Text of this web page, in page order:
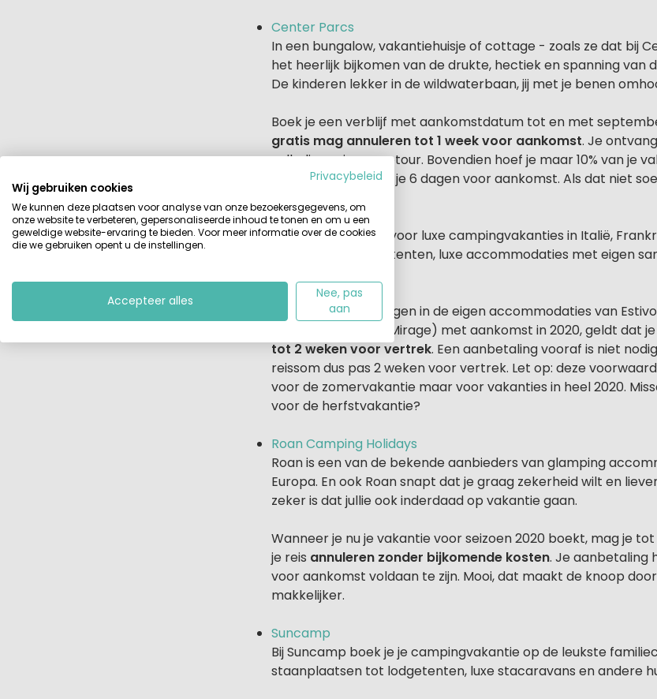
Center Parcs
In een bungalow, vakantiehuisje of cottage - zoals ze dat bij
het heerlijk bijkomen van de drukte, hectiek en spanning van
De kinderen lekker in de wildwaterbaan, jij met je benen
Boek je een verblijf met aankomstdatum tot en met
gratis mag annuleren tot 1 week voor aankomst. Je
volledige reissom retour. Bovendien hoef je maar 10% van je
restbetaling voldoe je 6 dagen voor aankomst. Als dat niet
Estivo Travel
Estivo Travel staat voor luxe campingvakanties in Italië,
Stacaravans, safaritenten, luxe accommodaties met eigen
Voor nieuwe boekingen in de eigen accommodaties van
Premium en Estivo Mirage) met aankomst in 2020, geldt dat je
tot 2 weken voor vertrek. Een aanbetaling vooraf is niet
reissom dus pas 2 weken voor vertrek. Let op: deze
voor de zomervakantie maar voor vakanties in heel 2020.
voor de herfstvakantie?
Roan Camping Holidays
Roan is een van de bekende aanbieders van glamping
Europa. En ook Roan snapt dat je graag zekerheid wilt en
zeker is dat jullie ook inderdaad op vakantie gaan.
Wanneer je nu je vakantie voor seizoen 2020 boekt, mag je
je reis annuleren zonder bijkomende kosten. Je aanbetaling
voor aankomst voldaan te zijn. Mooi, dat maakt de knoop
makkelijker.
Suncamp
Bij Suncamp boek je je campingvakantie op de leukste
staanplaatsen tot lodgetenten, luxe stacaravans en andere
Privacybeleid
Wij gebruiken cookies
We kunnen deze plaatsen voor analyse van onze bezoekersgegevens, om
onze website te verbeteren, gepersonaliseerde inhoud te tonen en om u een
geweldige website-ervaring te bieden. Voor meer informatie over de cookies
die we gebruiken opent u de instellingen.
Accepteer alles
Nee, pas
aan